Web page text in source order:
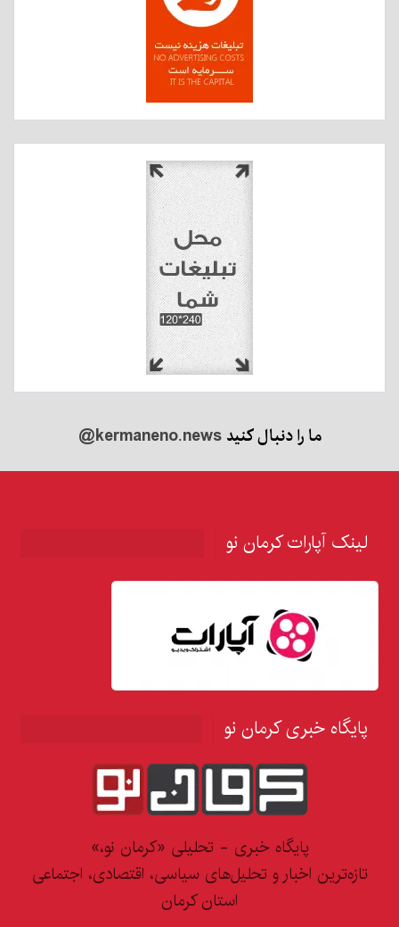
ما را دنبال کنید@kermaneno.news
لینک آپارات کرمان نو
پایگاه خبری کرمان نو
پایگاه خبری - تحلیلی «کرمان نو،»
تازه‌ترین اخبار و تحلیل‌های سیاسی، اقتصادی، اجتماعی
استان کرمان